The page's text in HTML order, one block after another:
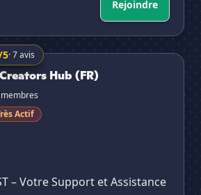
Rejoindre
5· 7 avis
Hub (FR)
Actif
– Votre Support et Assistance